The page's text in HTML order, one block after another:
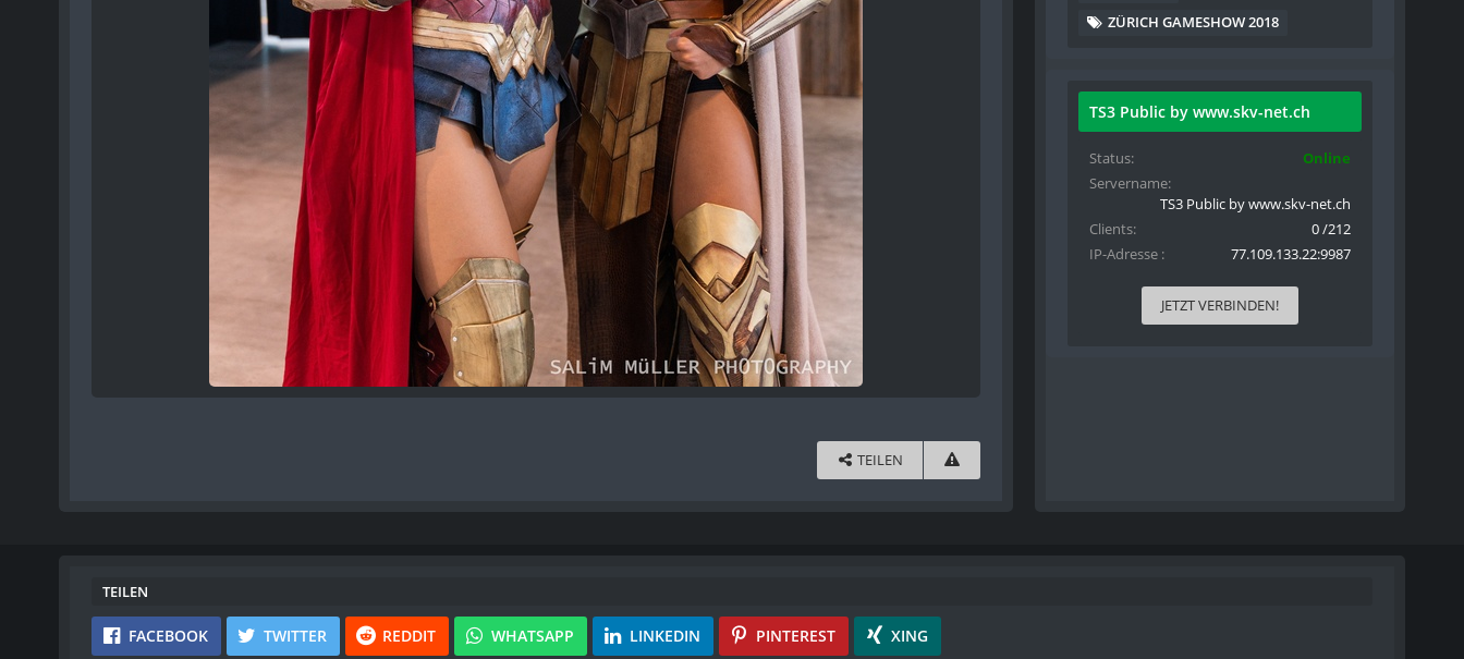
TEILEN
ZÜRICH GAMESHOW 2018
TS3 Public by www.skv-net.ch
Status
Online
Servername
TS3 Public by www.skv-net.ch
Clients
0 /212
IP-Adresse
77.109.133.22:9987
JETZT VERBINDEN!
TEILEN
FACEBOOK TWITTER REDDIT WHATSAPP LINKEDIN PINTEREST XING